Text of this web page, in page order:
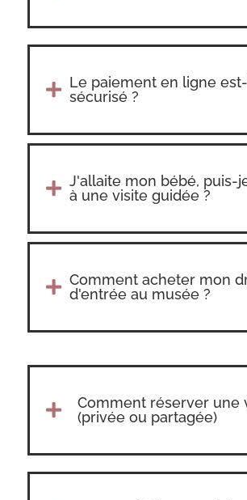
 Le paiement en ligne
sécurisé ?
 J'allaite mon bébé, puis-
à une visite guidée ?
 Comment acheter mon
d'entrée au musée ?

Comment réserver une
(privée ou partagée)